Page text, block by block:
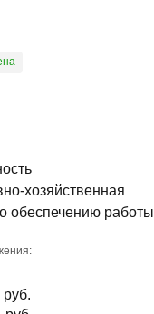
хозяйственная
обеспечению работы
руб.